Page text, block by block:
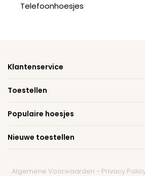
Telefoonhoesjes
Klantenservice
Toestellen
Populaire hoesjes
Nieuwe toestellen
Algemene Voorwaarden - Privacy